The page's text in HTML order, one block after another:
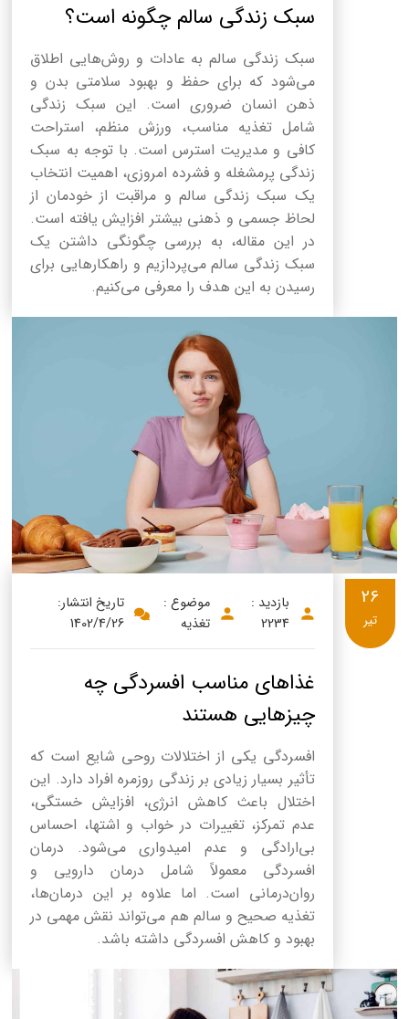
سبک زندگی سالم چگونه است؟
سبک زندگی سالم به عادات و روش‌هایی اطلاق
می‌شود که برای حفظ و بهبود سلامتی بدن و
ذهن انسان ضروری است. این سبک زندگی
شامل تغذیه مناسب، ورزش منظم، استراحت
کافی و مدیریت استرس است. با توجه به سبک
زندگی پرمشغله و فشرده امروزی، اهمیت انتخاب
یک سبک زندگی سالم و مراقبت از خودمان از
لحاظ جسمی و ذهنی بیشتر افزایش یافته است.
در این مقاله، به بررسی چگونگی داشتن یک
سبک زندگی سالم می‌پردازیم و راهکارهایی برای
رسیدن به این هدف را معرفی می‌کنیم.
بازدید :
2234
موضوع :
تغذیه
تاریخ انتشار:
1402/4/26
غذاهای مناسب افسردگی چه
چیزهایی هستند
افسردگي يکي از اختلالات روحي شايع است که
تأثير بسيار زيادي بر زندگي روزمره افراد دارد. اين
اختلال باعث کاهش انرژي، افزايش خستگي،
عدم تمرکز، تغييرات در خواب و اشتها، احساس
بي‌ارادگي و عدم اميدواري مي‌شود. درمان
افسردگي معمولاً شامل درمان دارويي و
روان‌درماني است. اما علاوه بر اين درمان‌ها،
تغذيه صحيح و سالم هم مي‌تواند نقش مهمي در
بهبود و کاهش افسردگي داشته باشد.
26
تیر